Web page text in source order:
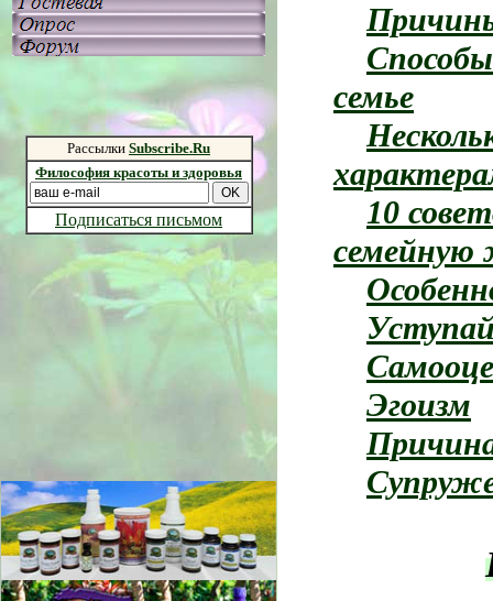
Рассылки Subscribe.Ru
Философия красоты и здоровья
Подписаться письмом
семье
10
семейную
Эгоизм